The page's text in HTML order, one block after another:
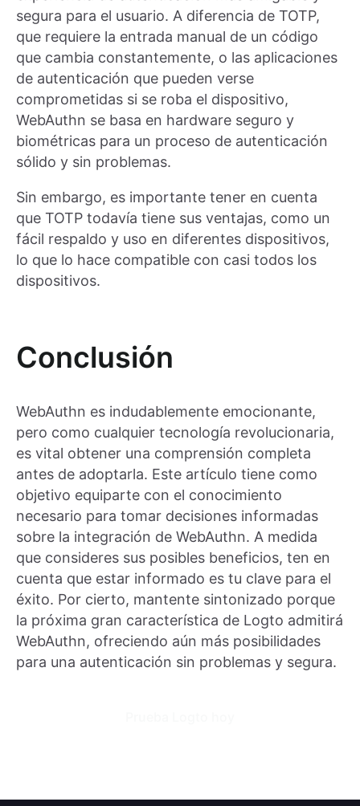
segura para el usuario. A diferencia de TOTP,
que requiere la entrada manual de un código
que cambia constantemente, o las aplicaciones
de autenticación que pueden verse
comprometidas si se roba el dispositivo,
WebAuthn se basa en hardware seguro y
biométricas para un proceso de autenticación
sólido y sin problemas.
Sin embargo, es importante tener en cuenta
que TOTP todavía tiene sus ventajas, como un
fácil respaldo y uso en diferentes dispositivos,
lo que lo hace compatible con casi todos los
dispositivos.
Conclusión
WebAuthn es indudablemente emocionante,
pero como cualquier tecnología revolucionaria,
es vital obtener una comprensión completa
antes de adoptarla. Este artículo tiene como
objetivo equiparte con el conocimiento
necesario para tomar decisiones informadas
sobre la integración de WebAuthn. A medida
que consideres sus posibles beneficios, ten en
cuenta que estar informado es tu clave para el
éxito. Por cierto, mantente sintonizado porque
la próxima gran característica de Logto admitirá
WebAuthn, ofreciendo aún más posibilidades
para una autenticación sin problemas y segura.